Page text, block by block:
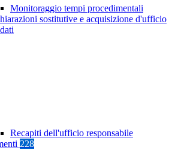
Monitoraggio tempi procedimentali
sostitutive e acquisizione d'ufficio
Recapiti dell'ufficio responsabile
228